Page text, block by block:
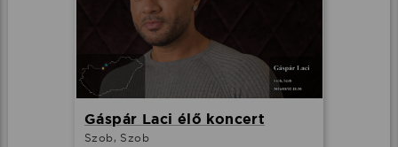
Gáspár Laci élő koncert
Szob, Szob